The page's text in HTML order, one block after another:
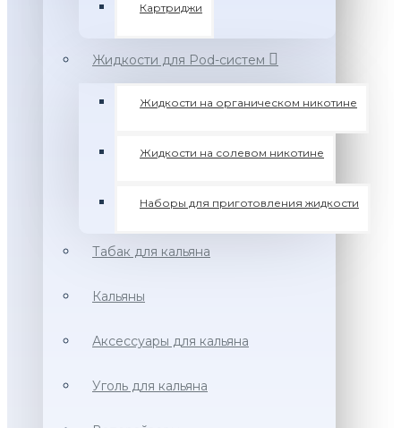
Картриджи
Жидкости для Pod-систем
Жидкости на органическом никотине
Жидкости на солевом никотине
Наборы для приготовления жидкости
Табак для кальяна
Кальяны
Аксессуары для кальяна
Уголь для кальяна